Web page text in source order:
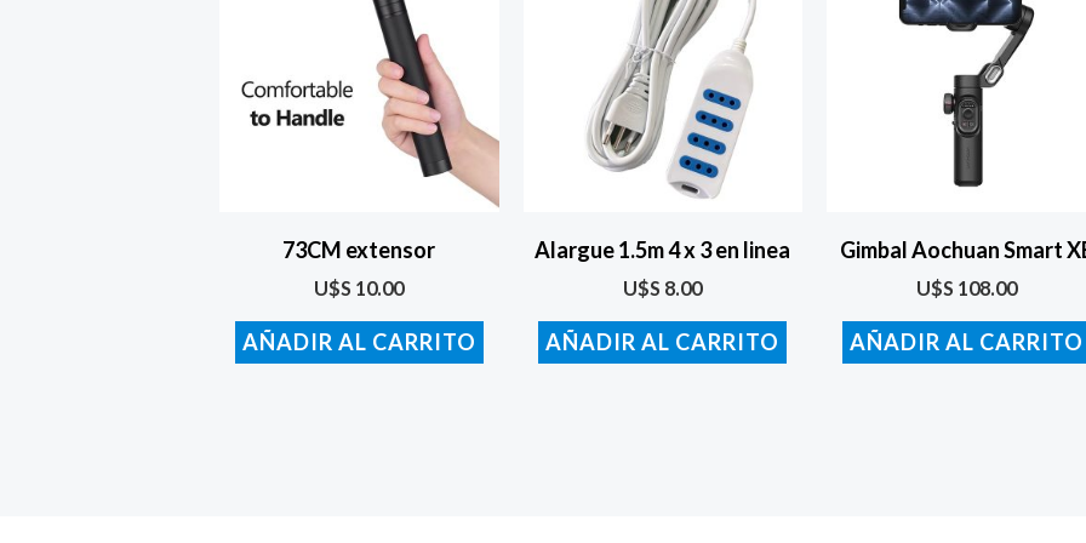
73CM extensor
U$S 10.00
AÑADIR AL CARRITO
Alargue 1.5m 4 x 3 en linea
U$S 8.00
AÑADIR AL CARRITO
Gimbal Aochuan Smart
U$S 108.00
AÑADIR AL CARRITO